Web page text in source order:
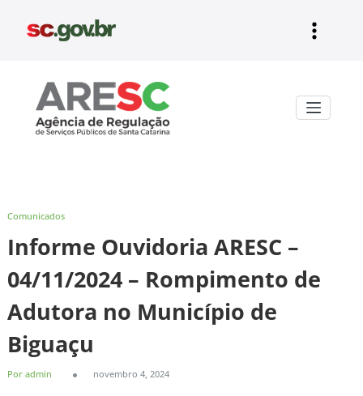
Comunicados
Informe Ouvidoria ARESC –
04/11/2024 – Rompimento de
Adutora no Município de
Biguaçu
Por admin novembro 4, 2024